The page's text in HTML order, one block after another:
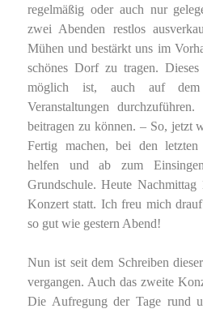
regelmäßig oder auch nur
zwei Abenden restlos
Mühen und bestärkt uns im
schönes Dorf zu tragen.
möglich ist, auch auf
Veranstaltungen
beitragen zu können. – So, jetzt
Fertig machen, bei den
helfen und ab zum
Grundschule. Heute
Konzert statt. Ich freu mich
so gut wie gestern Abend!
Nun ist seit dem Schreiben
vergangen. Auch das zweite
Die Aufregung der Tage rund